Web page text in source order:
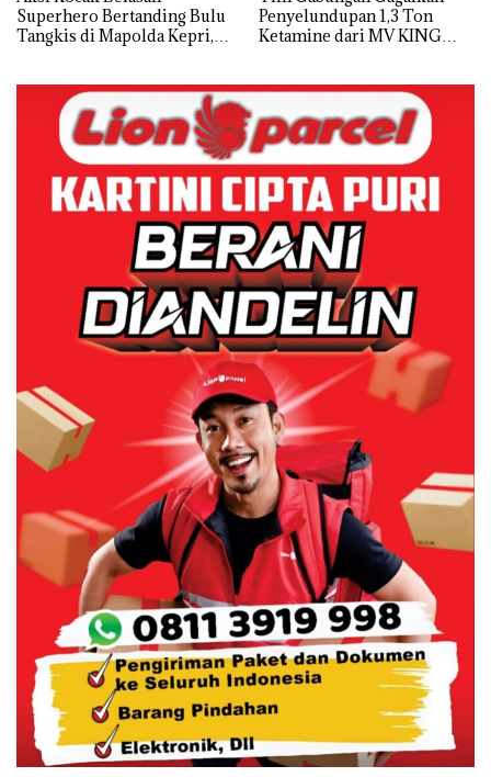
Superhero Bertanding Bulu
Tangkis di Mapolda Kepri,
Penyelundupan 1,3 Ton
Ketamine dari MV KING